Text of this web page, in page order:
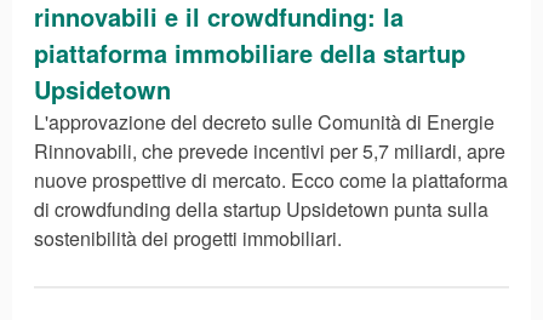
rinnovabili e il crowdfunding: la
piattaforma immobiliare della startup
Upsidetown
L'approvazione del decreto sulle Comunità di Energie
Rinnovabili, che prevede incentivi per 5,7 miliardi, apre
nuove prospettive di mercato. Ecco come la piattaforma
di crowdfunding della startup Upsidetown punta sulla
sostenibilità dei progetti immobiliari.